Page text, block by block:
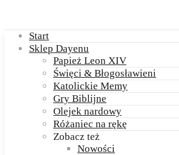
Start
Sklep Dayenu
Papież Leon XIV
Święci & Błogosławieni
Katolickie Memy
Gry Biblijne
Olejek nardowy
Różaniec na rękę
Zobacz też
Nowości